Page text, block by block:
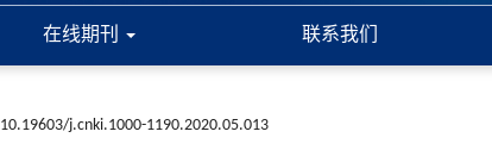
在线期刊 联系我们
10.19603/j.cnki.1000-1190.2020.05.013